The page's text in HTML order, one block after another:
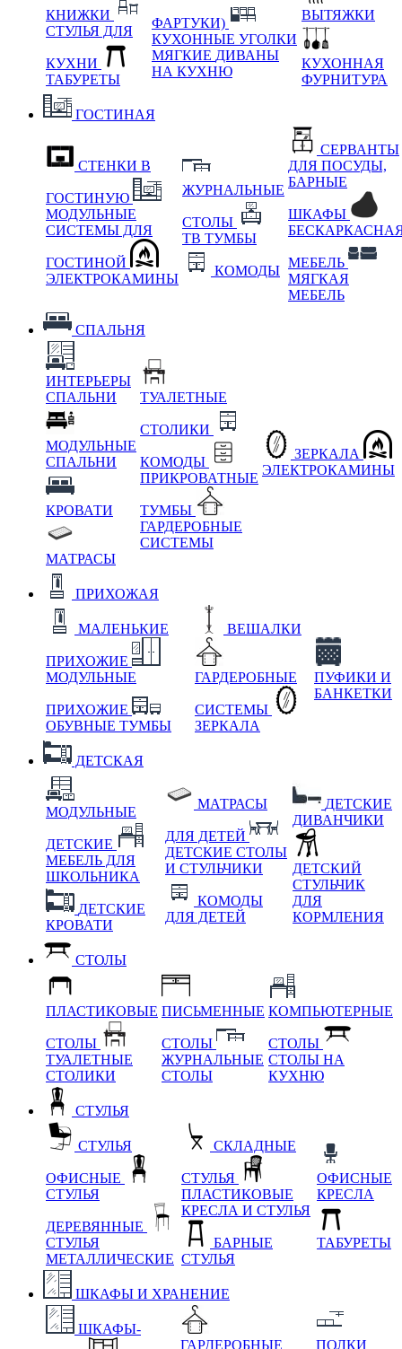
КНИЖКИ
СТУЛЬЯ ДЛЯ
КУХНИ
ТАБУРЕТЫ
ФАРТУКИ)
КУХОННЫЕ УГОЛКИ
МЯГКИЕ ДИВАНЫ
НА КУХНЮ
ВЫТЯЖКИ
КУХОННАЯ
ФУРНИТУРА
ГОСТИНАЯ
СТЕНКИ В
ГОСТИНУЮ
МОДУЛЬНЫЕ
СИСТЕМЫ ДЛЯ
ГОСТИНОЙ
ЭЛЕКТРОКАМИНЫ
ЖУРНАЛЬНЫЕ
СТОЛЫ
ТВ ТУМБЫ
КОМОДЫ
СЕРВАНТЫ
ДЛЯ ПОСУДЫ,
БАРНЫЕ
ШКАФЫ
МЕБЕЛЬ
МЯГКАЯ
МЕБЕЛЬ
СПАЛЬНЯ
ИНТЕРЬЕРЫ
СПАЛЬНИ
МОДУЛЬНЫЕ
СПАЛЬНИ
КРОВАТИ
МАТРАСЫ
ТУАЛЕТНЫЕ
СТОЛИКИ
КОМОДЫ
ПРИКРОВАТНЫЕ
ТУМБЫ
ГАРДЕРОБНЫЕ
СИСТЕМЫ
ЗЕРКАЛА
ЭЛЕКТРОКАМИНЫ
ПРИХОЖАЯ
МАЛЕНЬКИЕ
ПРИХОЖИЕ
МОДУЛЬНЫЕ
ПРИХОЖИЕ
ОБУВНЫЕ ТУМБЫ
ВЕШАЛКИ
ГАРДЕРОБНЫЕ
СИСТЕМЫ
ЗЕРКАЛА
ПУФИКИ И
БАНКЕТКИ
ДЕТСКАЯ
МОДУЛЬНЫЕ
ДЕТСКИЕ
МЕБЕЛЬ ДЛЯ
ШКОЛЬНИКА
ДЕТСКИЕ
КРОВАТИ
МАТРАСЫ
ДЛЯ ДЕТЕЙ
ДЕТСКИЕ СТОЛЫ
И СТУЛЬЧИКИ
КОМОДЫ
ДЛЯ ДЕТЕЙ
ДЕТСКИЕ
ДИВАНЧИКИ
ДЕТСКИЙ
СТУЛЬЧИК
ДЛЯ
КОРМЛЕНИЯ
СТОЛЫ
ПЛАСТИКОВЫЕ
СТОЛЫ
ТУАЛЕТНЫЕ
СТОЛИКИ
ПИСЬМЕННЫЕ
СТОЛЫ
ЖУРНАЛЬНЫЕ
СТОЛЫ
КОМПЬЮТЕРНЫЕ
СТОЛЫ
СТОЛЫ НА
КУХНЮ
СТУЛЬЯ
СТУЛЬЯ
ОФИСНЫЕ
СТУЛЬЯ
ДЕРЕВЯННЫЕ
СТУЛЬЯ
МЕТАЛЛИЧЕСКИЕ
СКЛАДНЫЕ
СТУЛЬЯ
ПЛАСТИКОВЫЕ
КРЕСЛА И СТУЛЬЯ
БАРНЫЕ
СТУЛЬЯ
ОФИСНЫЕ
КРЕСЛА
ТАБУРЕТЫ
ШКАФЫ И ХРАНЕНИЕ
ШКАФЫ-
ГАРДЕРОБНЫЕ
ПОЛКИ